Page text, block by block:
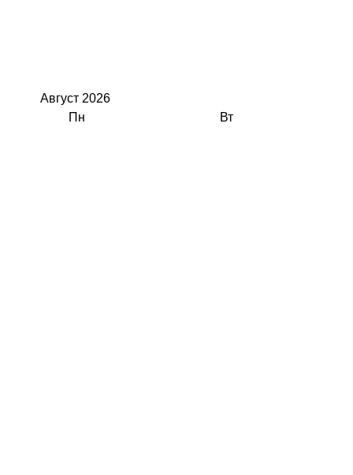
Август 2026
Пн
Вт